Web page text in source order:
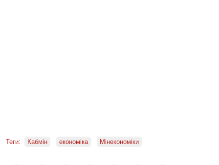
Теги: Кабмін економіка Мінекономіки